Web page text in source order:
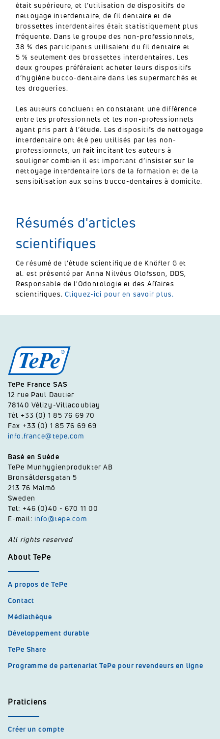
était supérieure, et l’utilisation de dispositifs de
nettoyage interdentaire, de fil dentaire et de
brossettes interdentaires était statistiquement plus
fréquente. Dans le groupe des non-professionnels,
38 % des participants utilisaient du fil dentaire et
5 % seulement des brossettes interdentaires. Les
deux groupes préféraient acheter leurs dispositifs
d’hygiène bucco-dentaire dans les supermarchés et
les drogueries.
Les auteurs concluent en constatant une différence
entre les professionnels et les non-professionnels
ayant pris part à l’étude. Les dispositifs de nettoyage
interdentaire ont été peu utilisés par les non-
professionnels, un fait incitant les auteurs à
souligner combien il est important d’insister sur le
nettoyage interdentaire lors de la formation et de la
sensibilisation aux soins bucco-dentaires à domicile.
Résumés d'articles
scientifiques
Ce résumé de l'étude scientifique de Knöfler G et
al. est présenté par Anna Nilvéus Olofsson, DDS,
Responsable de l'Odontologie et des Affaires
scientifiques. Cliquez-ici pour en savoir plus.
TePe France SAS
12 rue Paul Dautier
78140 Vélizy-Villacoublay
Tél +33 (0) 1 85 76 69 70
Fax +33 (0) 1 85 76 69 69
info.france@tepe.com
Basé en Suède
TePe Munhygienprodukter AB
Bronsåldersgatan 5
213 76 Malmö
Sweden
Tel: +46 (0)40 - 670 11 00
E-mail: info@tepe.com
All rights reserved
About TePe
A propos de TePe
Contact
Médiathèque
Développement durable
TePe Share
Programme de partenariat TePe pour revendeurs en ligne
Praticiens
Créer un compte